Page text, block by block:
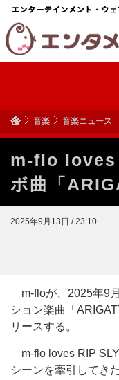
音楽 音楽ニュース
m-flo loves
ボ曲「
2025年9月13日 / 23:10
m-floが、2025年9
ション楽曲「
リースする。
m-flo loves RIP
シーンを牽引してき